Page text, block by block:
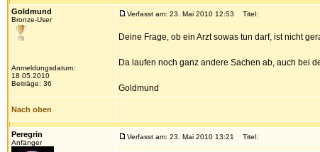
Goldmund
Bronze-User
Anmeldungsdatum:
18.05.2010
Beiträge: 36
Verfasst am: 23. Mai 2010 12:53 Titel:
Deine Frage, ob ein Arzt sowas tun darf, ist nicht
Da laufen noch ganz andere Sachen ab, auch bei
Goldmund
Nach oben
Peregrin
Anfänger
Verfasst am: 23. Mai 2010 13:21 Titel: